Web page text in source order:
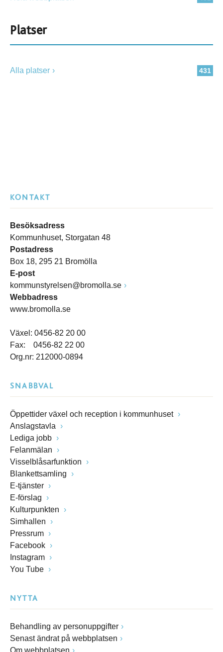
Platser
431
Alla platser
KONTAKT
Besöksadress
Kommunhuset, Storgatan 48
Postadress
Box 18, 295 21 Bromölla
E-post
kommunstyrelsen@bromolla.se
Webbadress
www.bromolla.se
Växel: 0456-82 20 00
Fax: 0456-82 22 00
Org.nr: 212000-0894
SNABBVAL
Öppettider växel och reception i kommunhuset
Anslagstavla
Lediga jobb
Felanmälan
Visselblåsarfunktion
Blankettsamling
E-tjänster
E-förslag
Kulturpunkten
Simhallen
Pressrum
Facebook
Instagram
You Tube
NYTTA
Behandling av personuppgifter
Senast ändrat på webbplatsen
Om webbplatsen